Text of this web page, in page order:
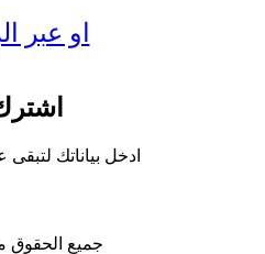
او عبر
ادخل بياناتك
جميع الحقوق